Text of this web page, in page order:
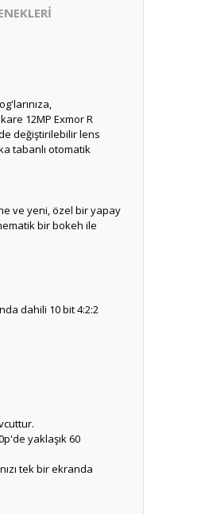
12MP Exmor R
değiştirilebilir lens
tabanlı otomatik
ve yeni, özel bir yapay
bir bokeh ile
dahili 10 bit 4:2:2
yaklaşık 60
tek bir ekranda